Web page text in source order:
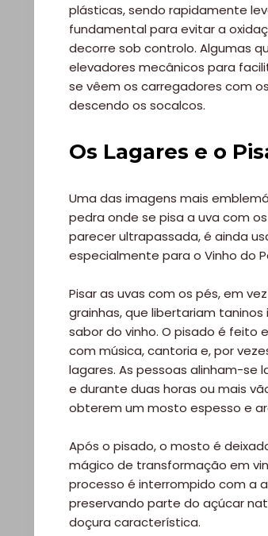
Paradisíacas
Swimwear
Eventos
Água
&
Bronzeado
Sun7
–
Quem
somos
Falem
connosco!
💬
plásticas, sendo rapidamente
fundamental para evitar a
decorre sob controlo. Algumas
elevadores mecânicos para
se vêem os carregadores com
descendo os socalcos.
Os Lagares e o
Uma das imagens mais
pedra onde se pisa a uva com
parecer ultrapassada, é ainda
especialmente para o Vinho do
Pisar as uvas com os pés, em
grainhas, que libertariam
sabor do vinho. O pisado é feito
com música, cantoria e, por
lagares. As pessoas alinham-se
e durante duas horas ou mais
obterem um mosto espesso e
Após o pisado, o mosto é
mágico de transformação em
processo é interrompido com a
preservando parte do açúcar
doçura característica.